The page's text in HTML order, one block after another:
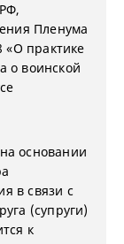
Пленума
«О практике
о воинской
основании
в связи с
(супруги)
к